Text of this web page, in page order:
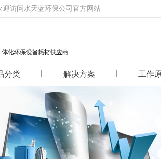
访问水天蓝环保公司官方网站
分类 解决方案 工作